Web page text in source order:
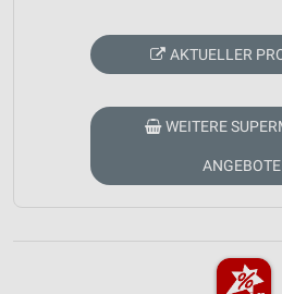
AKTUELLER
WEITERE
ANGEBOTE